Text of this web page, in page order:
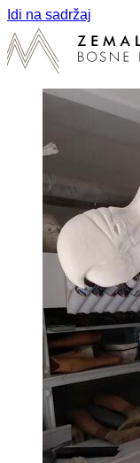
Idi na sadržaj